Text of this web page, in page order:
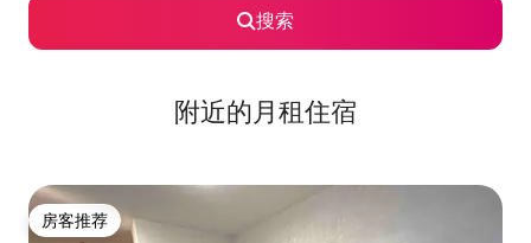
搜索
附近的月租住宿
房客推荐
房客推荐